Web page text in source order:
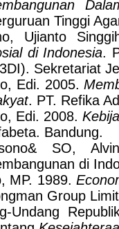
Tinggi
Ujianto
di Indonesia.
Sekretariat
Edi. 2005.
. PT. Refika
Edi. 2008.
Bandung.
SO,
di
MP. 1989.
Group
Undang